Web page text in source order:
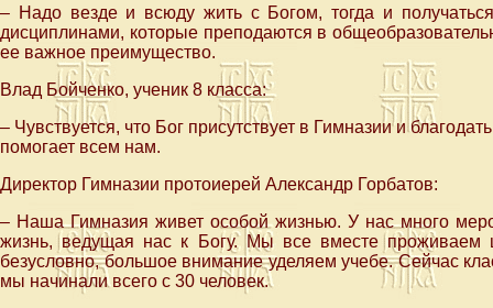
– Надо везде и всюду жить с Богом, тогда и
дисциплинами, которые преподаются в
ее важное преимущество.
Влад Бойченко, ученик 8 класса:
– Чувствуется, что Бог присутствует в Гимназии и
помогает всем нам.
Директор Гимназии протоиерей Александр Горбатов:
– Наша Гимназия живет особой жизнью. У нас много
жизнь, ведущая нас к Богу. Мы все вместе проживаем
безусловно, большое внимание уделяем учебе. Сейчас
мы начинали всего с 30 человек.